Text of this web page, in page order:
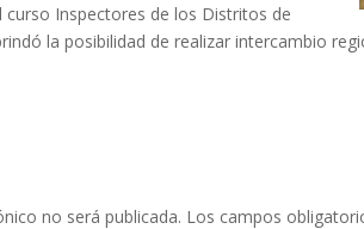
Inspectores de los Distritos de
la posibilidad de realizar intercambio
no será publicada. Los campos